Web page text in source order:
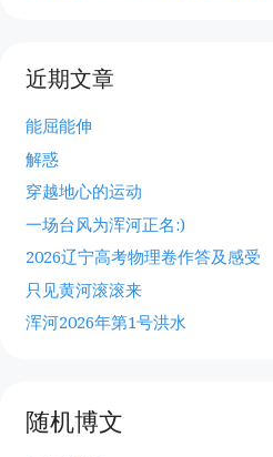
近期文章
能屈能伸
解惑
穿越地心的运动
一场台风为浑河正名:)
2026辽宁高考物理卷作答及感受
只见黄河滚滚来
浑河2026年第1号洪水
随机博文